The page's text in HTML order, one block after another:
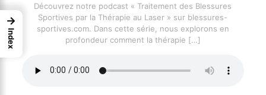
Découvrez notre podcast « Traitement des Blessures
Sportives par la Thérapie au Laser » sur blessures-
sportives.com. Dans cette série, nous explorons en
profondeur comment la thérapie […]
→
Index